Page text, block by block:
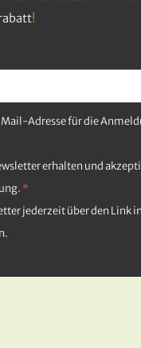
!
Adresse für die
erhalten und
jederzeit über den Link